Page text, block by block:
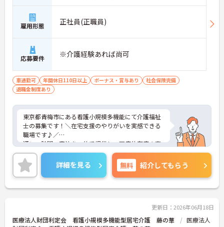
雇用形態 正社員(正職員)
応募要件 ※介護経験あれば尚可
車通勤可 年間休日110日以上 ボーナス・賞与あり
社会保険完備
退職金制度あり
東京都青梅市にある看護小規模多機能にて介護福祉
士の募集です！＼在宅支援のやりがいを実感できる
職場です♪／
通い・訪問・宿泊を一体で提供し、医療依存度の高
い方まで幅広く対応。「生活を支える介護」を大切
にしており、施設内外をつなぐ支援にしっかり関わ
れます。ご興味のある方には、面接対策ポイントな
ど、さらに詳細をお話しいたしますのでお気軽にご
相談ください！
■ 柔軟に働ける安心の勤務環境？
詳細を見る 無料 紹介してもらう
更新日：2026年06月18日
医療法人財団利定会 看護小規模多機能型居宅介護 藤の華
医療法人